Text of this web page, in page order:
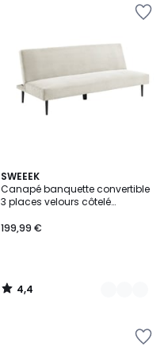
SWEEEK
Canapé banquette convertible
3 places velours côtelé
199,99 €
4,4
/ 5
3
Couleurs
4,4
/